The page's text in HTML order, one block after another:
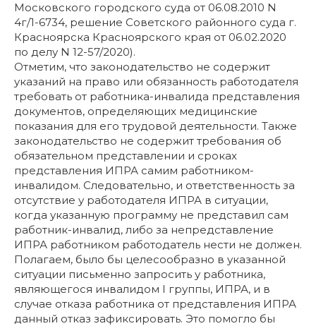
Московского городского суда от 06.08.2010 N
4г/1-6734, решение Советского районного суда г.
Красноярска Красноярского края от 06.02.2020
по делу N 12-57/2020).
Отметим, что законодательство не содержит
указаний на право или обязанность работодателя
требовать от работника-инвалида представления
документов, определяющих медицинские
показания для его трудовой деятельности. Также
законодательство не содержит требования об
обязательном представлении и сроках
представления ИПРА самим работником-
инвалидом. Следовательно, и ответственность за
отсутствие у работодателя ИПРА в ситуации,
когда указанную программу не представил сам
работник-инвалид, либо за непредставление
ИПРА работником работодатель нести не должен.
Полагаем, было бы целесообразно в указанной
ситуации письменно запросить у работника,
являющегося инвалидом I группы, ИПРА, и в
случае отказа работника от представления ИПРА
данный отказ зафиксировать. Это помогло бы